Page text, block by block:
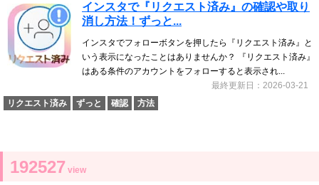
インスタで『リクエスト済み』の確認や取り
消し方法！ずっと...
インスタでフォローボタンを押したら『リクエスト済み』と
いう表示になったことはありませんか？ 『リクエスト済み』
はある条件のアカウントをフォローすると表示され...
最終更新日：2026-03-21
リクエスト済み
ずっと 確認 方法
192527 view